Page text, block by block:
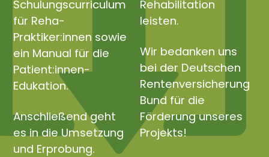
Schulungscurriculum
für Reha-
Praktiker:innen sowie
ein Manual für die
Patient:innen-
Edukation.
Anschließend geht
es in die Umsetzung
und Erprobung.
Rehabilitation
leisten.
Wir bedanken uns
bei der Deutschen
Rentenversicherung
Bund für die
Förderung unseres
Projekts!